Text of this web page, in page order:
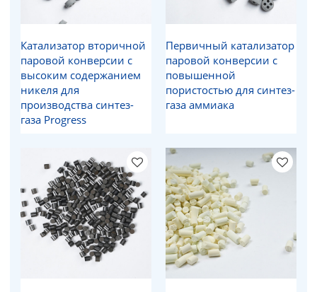
Катализатор вторичной
паровой конверсии с
высоким содержанием
никеля для
производства синтез-
газа Progress
Первичный катализатор
паровой конверсии с
повышенной
пористостью для синтез-
газа аммиака